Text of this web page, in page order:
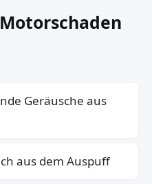
Geräusche aus
aus dem Auspuff